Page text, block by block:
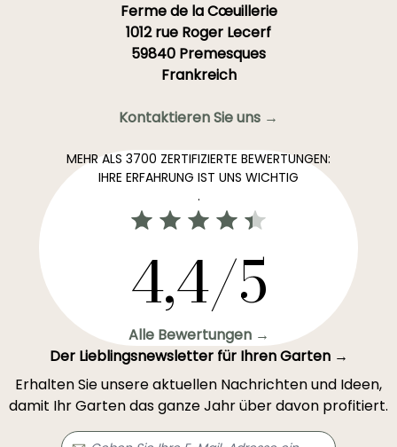
Ferme de la Cœuillerie
1012 rue Roger Lecerf
59840 Premesques
Frankreich
Kontaktieren Sie uns →
MEHR ALS 3700 ZERTIFIZIERTE BEWERTUNGEN:
IHRE ERFAHRUNG IST UNS WICHTIG
.
4,4/5
Alle Bewertungen →
Der Lieblingsnewsletter für Ihren Garten →
Erhalten Sie unsere aktuellen Nachrichten und Ideen,
damit Ihr Garten das ganze Jahr über davon profitiert.